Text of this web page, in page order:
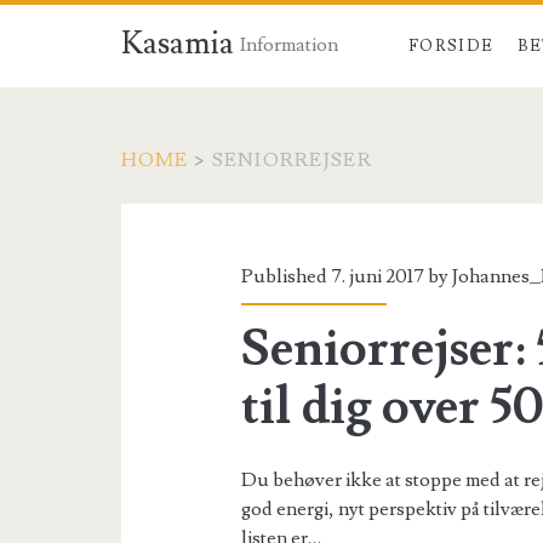
Kasamia Information FORSIDE
HOME > SENIORREJSER
Published 7. juni 2017 by
Seniorrejser:
til dig over 50
Du behøver ikke at stoppe med at
god energi, nyt perspektiv på
listen er…